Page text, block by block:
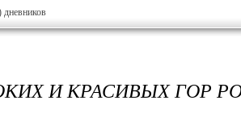
дневников
И КРАСИВЫХ ГОР